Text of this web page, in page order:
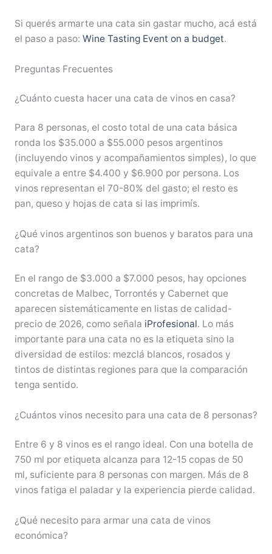
Si querés armarte una cata sin gastar mucho, acá está
el paso a paso: Wine Tasting Event on a budget.
Preguntas Frecuentes
¿Cuánto cuesta hacer una cata de vinos en casa?
Para 8 personas, el costo total de una cata básica
ronda los $35.000 a $55.000 pesos argentinos
(incluyendo vinos y acompañamientos simples), lo que
equivale a entre $4.400 y $6.900 por persona. Los
vinos representan el 70-80% del gasto; el resto es
pan, queso y hojas de cata si las imprimís.
¿Qué vinos argentinos son buenos y baratos para una
cata?
En el rango de $3.000 a $7.000 pesos, hay opciones
concretas de Malbec, Torrontés y Cabernet que
aparecen sistemáticamente en listas de calidad-
precio de 2026, como señala iProfesional. Lo más
importante para una cata no es la etiqueta sino la
diversidad de estilos: mezclá blancos, rosados y
tintos de distintas regiones para que la comparación
tenga sentido.
¿Cuántos vinos necesito para una cata de 8 personas?
Entre 6 y 8 vinos es el rango ideal. Con una botella de
750 ml por etiqueta alcanza para 12-15 copas de 50
ml, suficiente para 8 personas con margen. Más de 8
vinos fatiga el paladar y la experiencia pierde calidad.
¿Qué necesito para armar una cata de vinos
económica?